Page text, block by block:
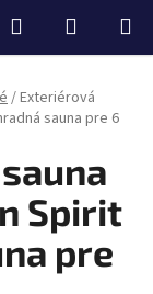
Hľadať
KOŠÍK
/Exteriérová
sauna pre 6
Spirit
pre